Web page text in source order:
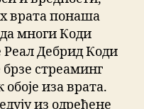
врата понаша
многи Коди
Реал Дебрид Коди
стреаминг
иза врата.
из одређене